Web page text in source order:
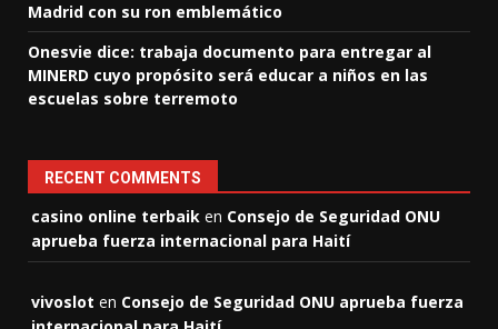
Madrid con su ron emblemático
Onesvie dice: trabaja documento para entregar al
MINERD cuyo propósito será educar a niños en las
escuelas sobre terremoto
RECENT COMMENTS
casino online terbaik en Consejo de Seguridad ONU
aprueba fuerza internacional para Haití
vivoslot en Consejo de Seguridad ONU aprueba fuerza